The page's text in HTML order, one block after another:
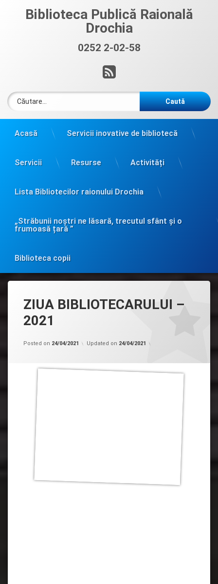
Biblioteca Publică Raională
Drochia
0252 2-02-58
RSS
Caută după:
Acasă Servicii inovative de bibliotecă
Servicii Resurse Activități
Lista Bibliotecilor raionului Drochia
„Străbunii noștri ne lăsară, trecutul sfânt și o
frumoasă țară ”
Biblioteca copii
ZIUA BIBLIOTECARULUI –
2021
Posted on 24/04/2021 Updated on 24/04/2021